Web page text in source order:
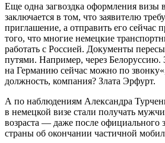
Еще одна загвоздка оформления визы
заключается в том, что заявителю
приглашение, а отправить его сейчас
того, что многие немецкие
работать с Россией. Документы
путями. Например, через Белоруссию.
на Германию сейчас можно по
должность, компания? Злата Эрфурт.
А по наблюдениям Александра
в немецкой визе стали получать
возраста — даже после официального
страны об окончании частичной